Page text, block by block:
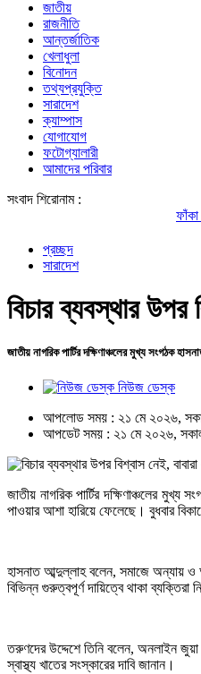
জাতীয়
রাজনীতি
আন্তর্জাতিক
খেলাধুলা
বিনোদন
তথ্যপ্রযুক্তি
সারাদেশ
ক্যাম্পাস
যোগাযোগ
ফটোগ্যালারী
আমাদের পরিবার
সংবাদ শিরোনাম :
ফাঁকা সড়কে দুই
প্রচ্ছদ
সারাদেশ
বিচার ব্যবস্থার উপর
জাতীয় নাগরিক পার্টির দক্ষিণাঞ্চলের মুখ্য সংগঠক
নিউজ ডেস্ক
আপলোড সময় : ২১ মে ২০২৬,
আপডেট সময় : ২১ মে ২০২৬,
জাতীয় নাগরিক পার্টির দক্ষিণাঞ্চলের
পাওয়ার আশা হারিয়ে ফেলেছে। বুধবার
হাসনাত আব্দুল্লাহ বলেন, সমাজে অন্যায় ও
বিভিন্ন গুরুত্বপূর্ণ দায়িত্বে থাকা ব্যক্তিরা
তরুণদের উদ্দেশে তিনি বলেন, অনলাইন
স্বাস্থ্য খাতের সংস্কারের দাবি জানান।